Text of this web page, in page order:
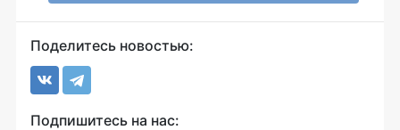
Поделитесь новостью:
Подпишитесь на нас: